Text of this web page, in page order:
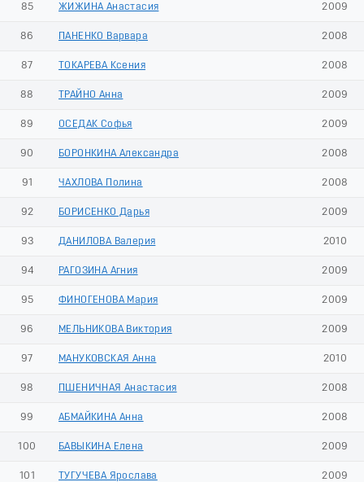
85 ЖИЖИНА Анастасия 2009
86 ПАНЕНКО Варвара 2008
87 ТОКАРЕВА Ксения 2008
88 ТРАЙНО Анна 2009
89 ОСЕДАК Софья 2009
90 БОРОНКИНА Александра 2008
91 ЧАХЛОВА Полина 2008
92 БОРИСЕНКО Дарья 2009
93 ДАНИЛОВА Валерия 2010
94 РАГОЗИНА Агния 2009
95 ФИНОГЕНОВА Мария 2009
96 МЕЛЬНИКОВА Виктория 2009
97 МАНУКОВСКАЯ Анна 2010
98 ПШЕНИЧНАЯ Анастасия 2008
99 АБМАЙКИНА Анна 2008
100 БАВЫКИНА Елена 2009
101 ТУГУЧЕВА Ярослава 2009